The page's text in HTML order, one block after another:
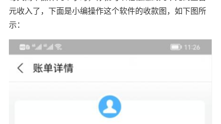
元收入了，下面是小编操作这个软件的收款图，如下图所
示：